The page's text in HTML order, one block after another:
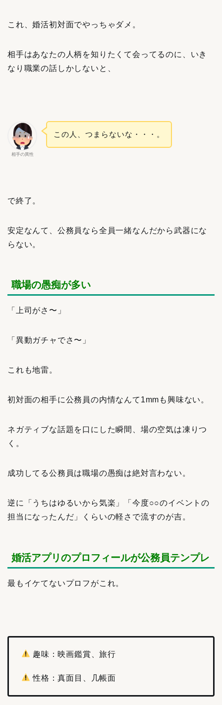
これ、婚活初対面でやっちゃダメ。
相手はあなたの人柄を知りたくて会ってるのに、いき
なり職業の話しかしないと、
相手の異性
この人、つまらないな・・・。
で終了。
安定なんて、公務員なら全員一緒なんだから武器にな
らない。
職場の愚痴が多い
「上司がさ〜」
「異動ガチャでさ〜」
これも地雷。
初対面の相手に公務員の内情なんて1mmも興味ない。
ネガティブな話題を口にした瞬間、場の空気は凍りつ
く。
成功してる公務員は職場の愚痴は絶対言わない。
逆に「うちはゆるいから気楽」「今度○○のイベントの
担当になったんだ」くらいの軽さで流すのが吉。
婚活アプリのプロフィールが公務員テンプレ
最もイケてないプロフがこれ。
趣味：映画鑑賞、旅行
性格：真面目、几帳面